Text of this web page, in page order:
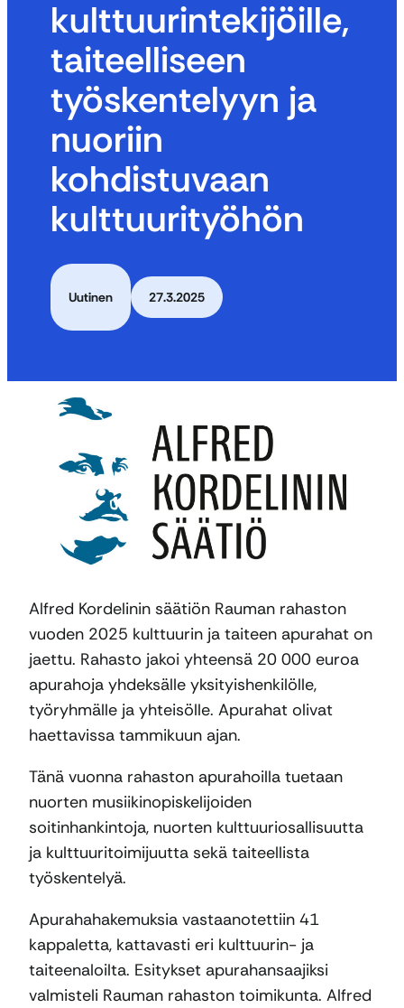
kulttuurintekijöille,
taiteelliseen
työskentelyyn ja
nuoriin
kohdistuvaan
kulttuurityöhön
Uutinen 27.3.2025
Alfred Kordelinin säätiön Rauman rahaston
vuoden 2025 kulttuurin ja taiteen apurahat on
jaettu. Rahasto jakoi yhteensä 20 000 euroa
apurahoja yhdeksälle yksityishenkilölle,
työryhmälle ja yhteisölle. Apurahat olivat
haettavissa tammikuun ajan.
Tänä vuonna rahaston apurahoilla tuetaan
nuorten musiikinopiskelijoiden
soitinhankintoja, nuorten kulttuuriosallisuutta
ja kulttuuritoimijuutta sekä taiteellista
työskentelyä.
Apurahahakemuksia vastaanotettiin 41
kappaletta, kattavasti eri kulttuurin- ja
taiteenaloilta. Esitykset apurahansaajiksi
valmisteli Rauman rahaston toimikunta. Alfred